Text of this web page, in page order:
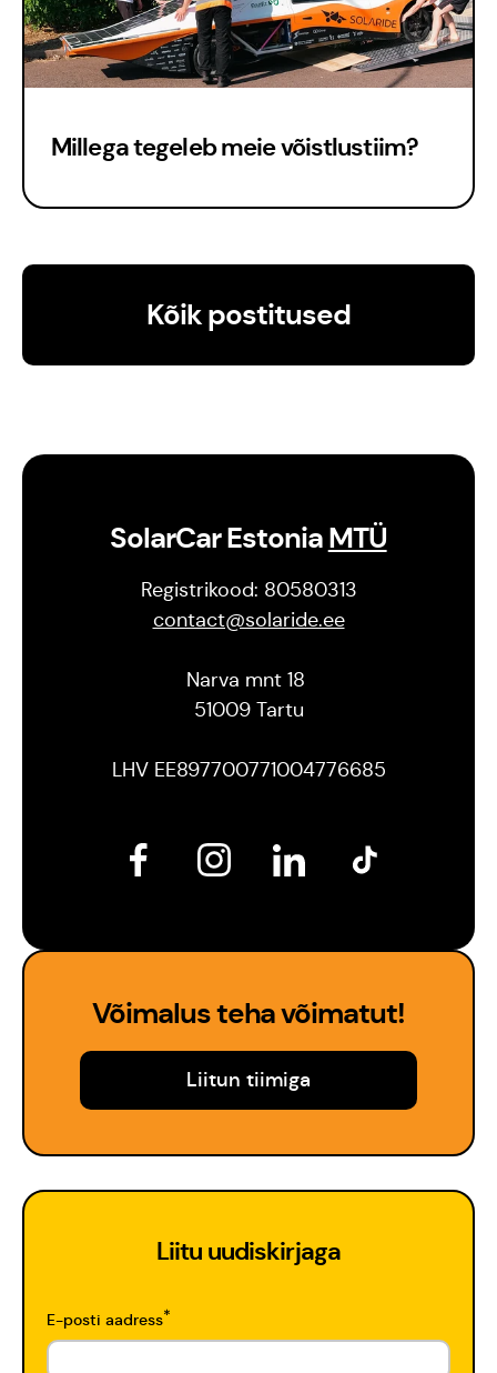
Millega tegeleb meie võistlustiim?
Kõik postitused
SolarCar EstoniaMTÜ
Registrikood: 80580313
contact@solaride.ee
Narva mnt 18
51009 Tartu
LHV EE897700771004776685
Võimalus teha võimatut!
Liitun tiimiga
Liitu uudiskirjaga
E-posti aadress*